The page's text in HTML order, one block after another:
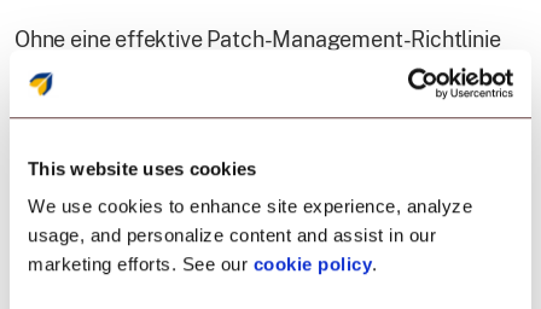
This website uses cookies
We use cookies to enhance site experience, analyze
usage, and personalize content and assist in our
marketing efforts. See our cookie policy.
Ohne eine effektive Patch-Management-Richtlinie
können Teams Updates zu unterschiedlichen Zeiten
oder gar nicht anwenden. Dies führt zu
Bedrohungen und Schwachstellen aussetzen.
Verzögerte oder verpasste
Anbieter-Patches